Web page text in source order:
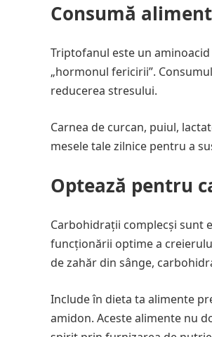
Consumă
Triptofanul este un
„hormonul fericirii”.
reducerea stresului.
Carnea de curcan, puiul,
mesele tale zilnice pentru a
Optează pentru
Carbohidrații complecși sunt
funcționării optime a
de zahăr din sânge,
Include în dieta ta alimente
amidon. Aceste alimente nu